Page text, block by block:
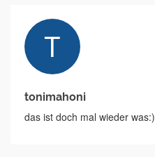
tonimahoni
das ist doch mal wieder was:)